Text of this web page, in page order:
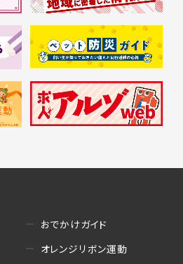
おでかけガイド
オレンジリボン運動